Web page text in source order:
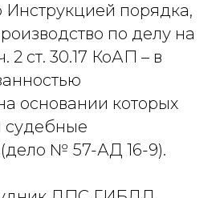
Инструкцией порядка,
по делу на
2 ст. 30.17 КоАП – в
основании которых
судебные
№ 57-АД 16-9).